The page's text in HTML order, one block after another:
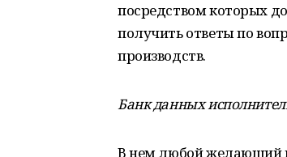
посредством которых
получить ответы по
производств.
Банк данных
В нем любой желающий